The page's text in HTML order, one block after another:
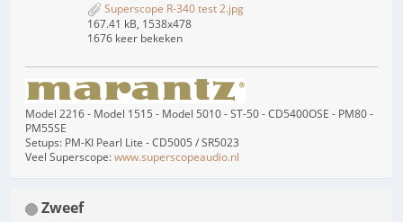
Superscope R-340 test 2.jpg
167.41 kB, 1538x478
1676 keer bekeken
Model 2216 - Model 1515 - Model 5010 - ST-50 - CD5400OSE - PM80 -
PM55SE
Setups: PM-KI Pearl Lite - CD5005 / SR5023
Veel Superscope:www.superscopeaudio.nl
Zweef